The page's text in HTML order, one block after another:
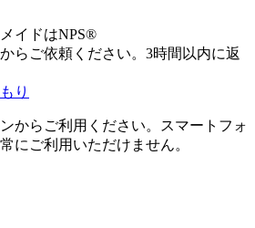
イドはNPS®
らご依頼ください。3時間以内に返
り
からご利用ください。スマートフォ
にご利用いただけません。